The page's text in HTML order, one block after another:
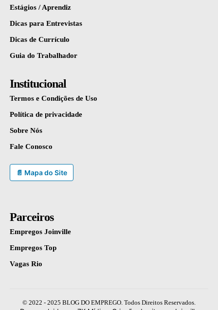
Estágios / Aprendiz
Dicas para Entrevistas
Dicas de Currículo
Guia do Trabalhador
Institucional
Termos e Condições de Uso
Política de privacidade
Sobre Nós
Fale Conosco
📄 Mapa do Site
Parceiros
Empregos Joinville
Empregos Top
Vagas Rio
© 2022 - 2025 BLOG DO EMPREGO. Todos Direitos Reservados.